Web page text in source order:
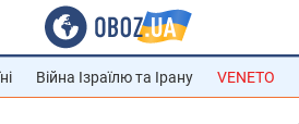
Війна Ізраїлю та Ірану VENETO